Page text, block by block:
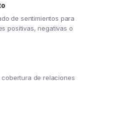
de sentimientos para
positivas, negativas o
de relaciones